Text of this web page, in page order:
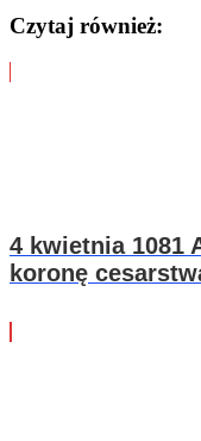
Czytaj również:
4 kwietnia 1081
koronę